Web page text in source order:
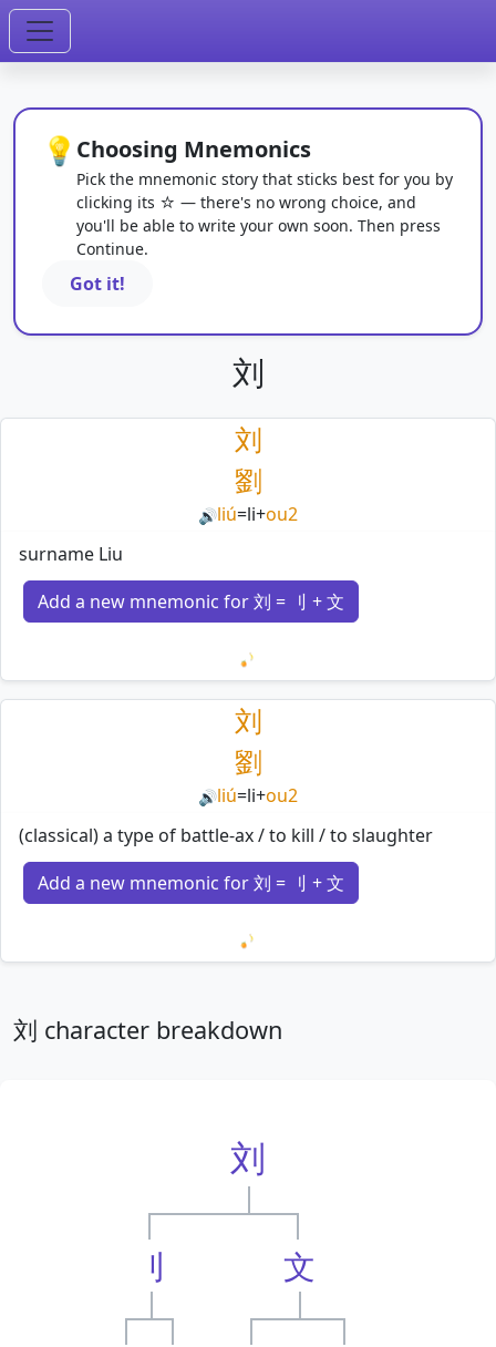
💡 Choosing Mnemonics
Pick the mnemonic story that sticks best for you by
clicking its ☆ — there's no wrong choice, and
you'll be able to write your own soon. Then press
Continue.
Got it!
刘
刘
劉
🔊liú=li+ou2
surname Liu
Add a new mnemonic for 刘 = 刂 + 文
Loading mnemonics…
刘
劉
🔊liú=li+ou2
(classical) a type of battle-ax / to kill / to slaughter
Add a new mnemonic for 刘 = 刂 + 文
Loading mnemonics…
刘 character breakdown
刘
刂 文